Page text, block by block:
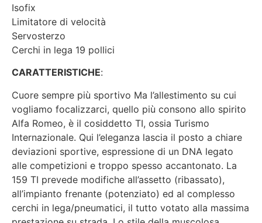
Isofix
Limitatore di velocità
Servosterzo
Cerchi in lega 19 pollici
CARATTERISTICHE:
Cuore sempre più sportivo Ma l’allestimento su cui
vogliamo focalizzarci, quello più consono allo spirito
Alfa Romeo, è il cosiddetto TI, ossia Turismo
Internazionale. Qui l’eleganza lascia il posto a chiare
deviazioni sportive, espressione di un DNA legato
alle competizioni e troppo spesso accantonato. La
159 TI prevede modifiche all’assetto (ribassato),
all’impianto frenante (potenziato) ed al complesso
cerchi in lega/pneumatici, il tutto votato alla massima